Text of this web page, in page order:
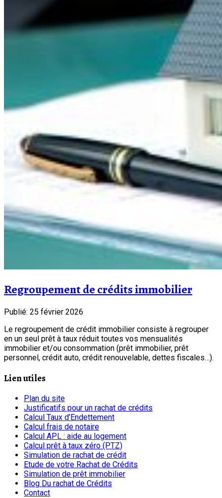
Regroupement de crédits immobilier
Publié: 25 février 2026
Le regroupement de crédit immobilier consiste à regrouper
en un seul prêt à taux réduit toutes vos mensualités
immobilier et/ou consommation (prêt immobilier, prêt
personnel, crédit auto, crédit renouvelable, dettes fiscales…).
Lien utiles
Plan du site
Justificatifs pour un rachat de crédits
Calcul Taux d’Endettement
Calcul frais de notaire
Calcul APL : aide au logement
Calcul prêt à taux zéro (PTZ)
Simulation de rachat de crédit
Etude de votre Rachat de Crédits
Simulation de prêt immobilier
Blog Du rachat de Crédits
Contact